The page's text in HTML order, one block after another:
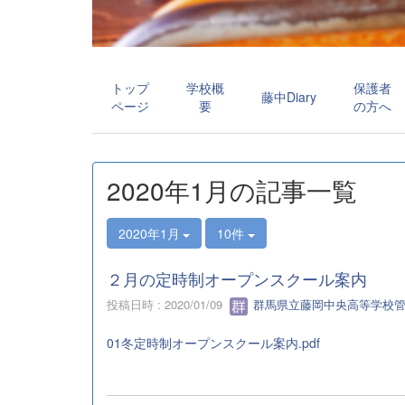
トップ
ページ
学校概
要
藤中Diary
保護者
の方へ
2020年1月の記事一覧
2020年1月 10件
２月の定時制オープンスクール案内
投稿日時 : 2020/01/09 群馬県立藤岡中央高等学校
01冬定時制オープンスクール案内.pdf